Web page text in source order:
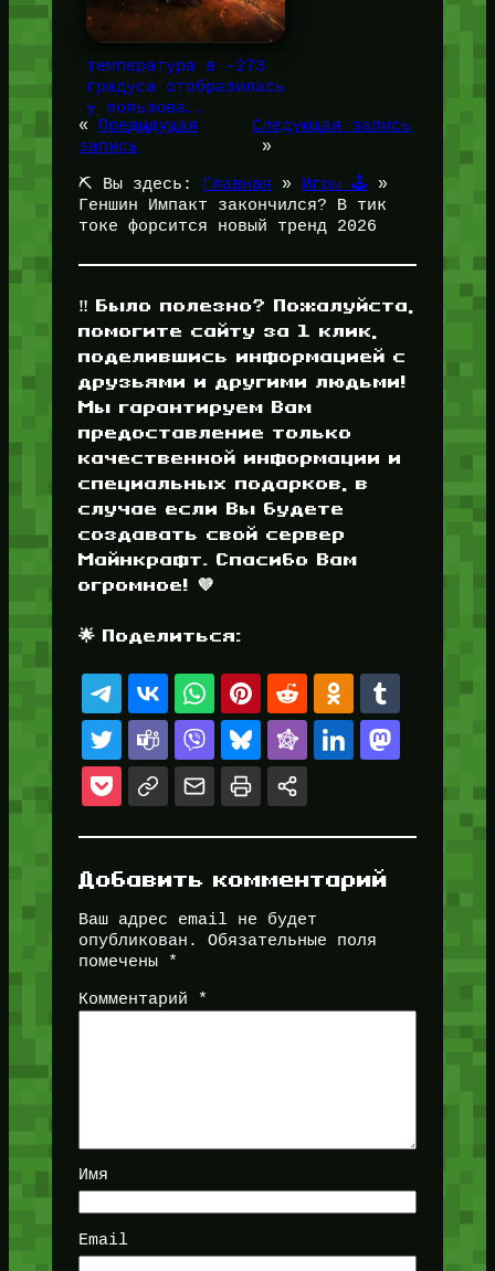
температура в -273
градуса отобразилась
у пользова…
«
Предыдущая
запись
Следующая запись
»
⛏️ Вы здесь: Главная » Игры 🕹️ »
Геншин Импакт закончился? В тик
токе форсится новый тренд 2026
‼️ Было полезно? Пожалуйста,
помогите сайту за 1 клик,
поделившись информацией с
друзьями и другими людьми!
Мы гарантируем Вам
предоставление только
качественной информации и
специальных подарков, в
случае если Вы будете
создавать свой сервер
Майнкрафт. Спасибо Вам
огромное! 💜
🌟 Поделиться:
Добавить комментарий
Ваш адрес email не будет
опубликован.
Обязательные поля
помечены
*
Комментарий *
Имя
Email